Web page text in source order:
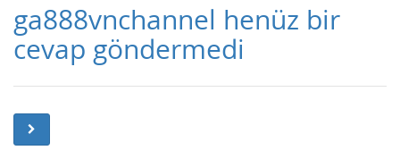
ga888vnchannel henüz bir
cevap göndermedi